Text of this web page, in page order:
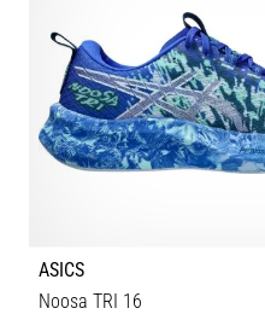
ASICS
Noosa TRI 16